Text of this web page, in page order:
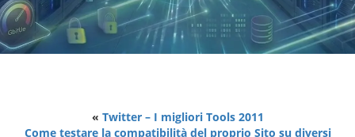
« Twitter – I migliori Tools 2011
Come testare la compatibilità del proprio Sito su diversi